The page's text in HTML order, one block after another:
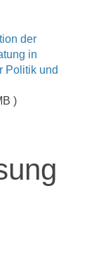
der
in
Politik und
)